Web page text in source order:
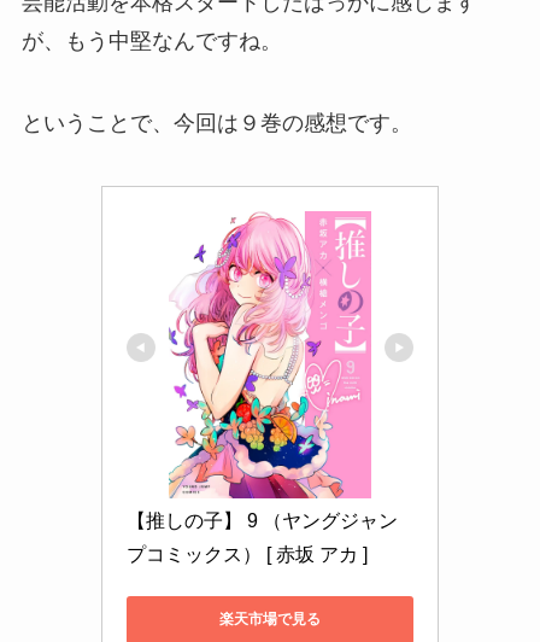
が、もう中堅なんですね。
ということで、今回は９巻の感想です。
【推しの子】 9 （ヤングジャン
プコミックス） [ 赤坂 アカ ]
楽天市場で見る